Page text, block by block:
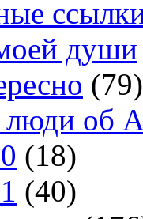
души
(79)
об
(18)
(40)